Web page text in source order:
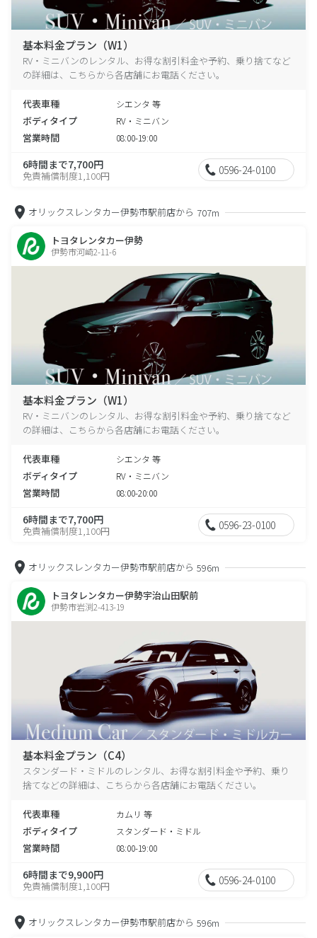
基本料金プラン（W1）
RV・ミニバンのレンタル、お得な割引料金や予約、乗り捨てなど
の詳細は、こちらから各店舗にお電話ください。
代表車種 シエンタ 等
ボディタイプ RV・ミニバン
営業時間 08:00-19:00
6時間まで7,700円
免責補償制度1,100円 0596-24-0100
オリックスレンタカー伊勢市駅前店から 707m
トヨタレンタカー伊勢
伊勢市河崎2-11-6
基本料金プラン（W1）
RV・ミニバンのレンタル、お得な割引料金や予約、乗り捨てなど
の詳細は、こちらから各店舗にお電話ください。
代表車種 シエンタ 等
ボディタイプ RV・ミニバン
営業時間 08:00-20:00
6時間まで7,700円
免責補償制度1,100円 0596-23-0100
オリックスレンタカー伊勢市駅前店から 596m
トヨタレンタカー伊勢宇治山田駅前
伊勢市岩渕2-413-19
基本料金プラン（C4）
スタンダード・ミドルのレンタル、お得な割引料金や予約、乗り
捨てなどの詳細は、こちらから各店舗にお電話ください。
代表車種 カムリ 等
ボディタイプ スタンダード・ミドル
営業時間 08:00-19:00
6時間まで9,900円
免責補償制度1,100円 0596-24-0100
オリックスレンタカー伊勢市駅前店から 596m